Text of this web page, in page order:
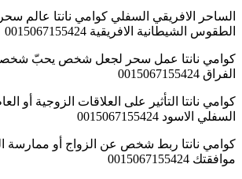
الساحر الافريقي السفلي كوامي نانتا عالم
الطقوس الشيطانية الافريقية 0015067155424
كوامي نانتا عمل سحر لجعل شخص يحبّ شخصاً
الفراق 0015067155424
كوامي نانتا التأثير على العلاقات الزوجية أو
السفلي الاسود 0015067155424
كوامي نانتا ربط شخص عن الزواج أو ممارسة
موافقتك 0015067155424